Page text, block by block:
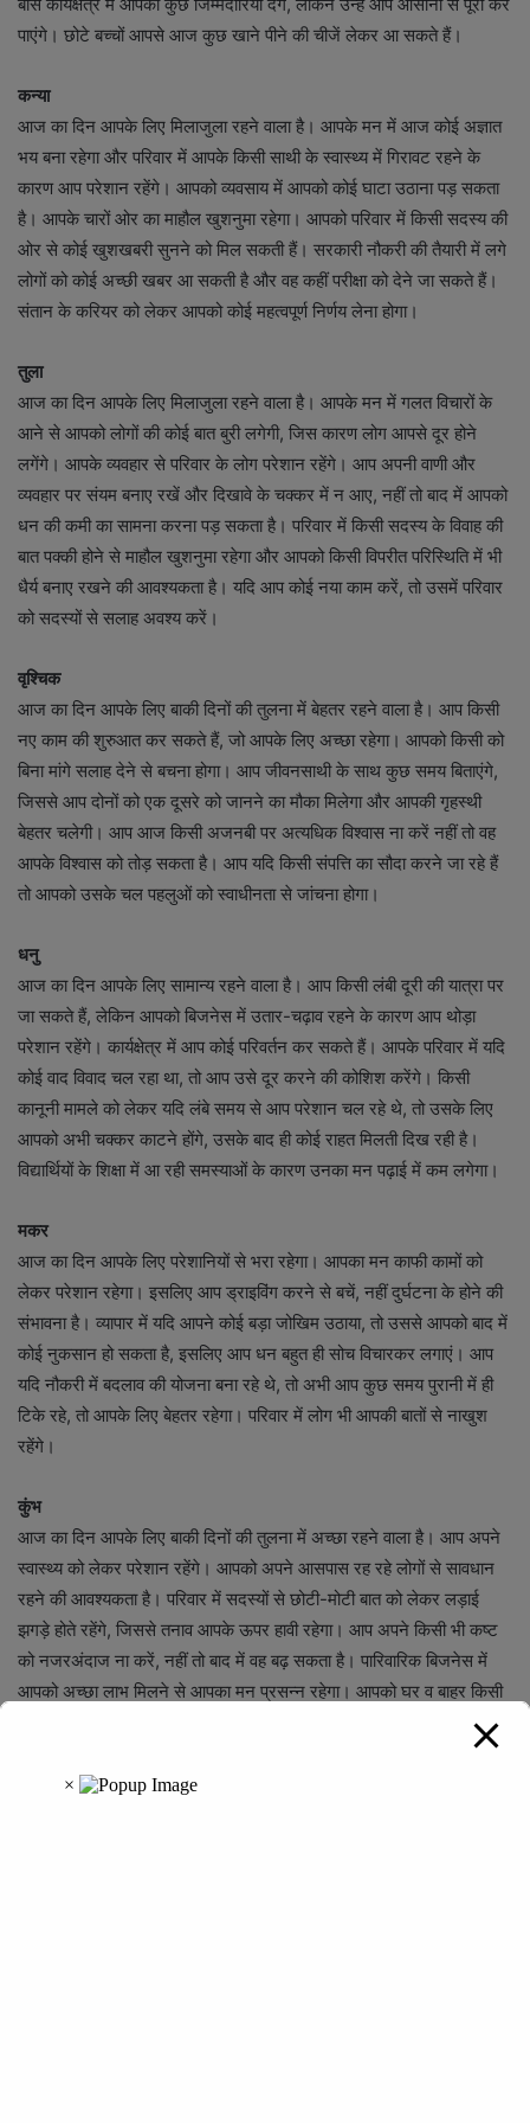
पाएंगे। छोटे बच्चों आपसे आज कुछ खाने पीने की चीजें लेकर आ सकते हैं।
कन्या
आज का दिन आपके लिए मिलाजुला रहने वाला है। आपके मन में आज कोई अज्ञात
भय बना रहेगा और परिवार में आपके किसी साथी के स्वास्थ्य में गिरावट रहने के
कारण आप परेशान रहेंगे। आपको व्यवसाय में आपको कोई घाटा उठाना पड़ सकता
है। आपके चारों ओर का माहौल खुशनुमा रहेगा। आपको परिवार में किसी सदस्य की
ओर से कोई खुशखबरी सुनने को मिल सकती हैं। सरकारी नौकरी की तैयारी में लगे
लोगों को कोई अच्छी खबर आ सकती है और वह कहीं परीक्षा को देने जा सकते हैं।
संतान के करियर को लेकर आपको कोई महत्वपूर्ण निर्णय लेना होगा।
तुला
आज का दिन आपके लिए मिलाजुला रहने वाला है। आपके मन में गलत विचारों के
आने से आपको लोगों की कोई बात बुरी लगेगी, जिस कारण लोग आपसे दूर होने
लगेंगे। आपके व्यवहार से परिवार के लोग परेशान रहेंगे। आप अपनी वाणी और
व्यवहार पर संयम बनाए रखें और दिखावे के चक्कर में न आए, नहीं तो बाद में आपको
धन की कमी का सामना करना पड़ सकता है। परिवार में किसी सदस्य के विवाह की
बात पक्की होने से माहौल खुशनुमा रहेगा और आपको किसी विपरीत परिस्थिति में भी
धैर्य बनाए रखने की आवश्यकता है। यदि आप कोई नया काम करें, तो उसमें परिवार
को सदस्यों से सलाह अवश्य करें।
वृश्चिक
आज का दिन आपके लिए बाकी दिनों की तुलना में बेहतर रहने वाला है। आप किसी
नए काम की शुरुआत कर सकते हैं, जो आपके लिए अच्छा रहेगा। आपको किसी को
बिना मांगे सलाह देने से बचना होगा। आप जीवनसाथी के साथ कुछ समय बिताएंगे,
जिससे आप दोनों को एक दूसरे को जानने का मौका मिलेगा और आपकी गृहस्थी
बेहतर चलेगी। आप आज किसी अजनबी पर अत्यधिक विश्वास ना करें नहीं तो वह
आपके विश्वास को तोड़ सकता है। आप यदि किसी संपत्ति का सौदा करने जा रहे हैं
तो आपको उसके चल पहलुओं को स्वाधीनता से जांचना होगा।
धनु
आज का दिन आपके लिए सामान्य रहने वाला है। आप किसी लंबी दूरी की यात्रा पर
जा सकते हैं, लेकिन आपको बिजनेस में उतार-चढ़ाव रहने के कारण आप थोड़ा
परेशान रहेंगे। कार्यक्षेत्र में आप कोई परिवर्तन कर सकते हैं। आपके परिवार में यदि
कोई वाद विवाद चल रहा था, तो आप उसे दूर करने की कोशिश करेंगे। किसी
कानूनी मामले को लेकर यदि लंबे समय से आप परेशान चल रहे थे, तो उसके लिए
आपको अभी चक्कर काटने होंगे, उसके बाद ही कोई राहत मिलती दिख रही है।
विद्यार्थियों के शिक्षा में आ रही समस्याओं के कारण उनका मन पढ़ाई में कम लगेगा।
मकर
आज का दिन आपके लिए परेशानियों से भरा रहेगा। आपका मन काफी कामों को
लेकर परेशान रहेगा। इसलिए आप ड्राइविंग करने से बचें, नहीं दुर्घटना के होने की
संभावना है। व्यापार में यदि आपने कोई बड़ा जोखिम उठाया, तो उससे आपको बाद में
कोई नुकसान हो सकता है, इसलिए आप धन बहुत ही सोच विचारकर लगाएं। आप
यदि नौकरी में बदलाव की योजना बना रहे थे, तो अभी आप कुछ समय पुरानी में ही
टिके रहे, तो आपके लिए बेहतर रहेगा। परिवार में लोग भी आपकी बातों से नाखुश
रहेंगे।
कुंभ
आज का दिन आपके लिए बाकी दिनों की तुलना में अच्छा रहने वाला है। आप अपने
स्वास्थ्य को लेकर परेशान रहेंगे। आपको अपने आसपास रह रहे लोगों से सावधान
रहने की आवश्यकता है। परिवार में सदस्यों से छोटी-मोटी बात को लेकर लड़ाई
झगड़े होते रहेंगे, जिससे तनाव आपके ऊपर हावी रहेगा। आप अपने किसी भी कष्ट
को नजरअंदाज ना करें, नहीं तो बाद में वह बढ़ सकता है। पारिवारिक बिजनेस में
आपको अच्छा लाभ मिलने से आपका मन प्रसन्न रहेगा। आपको घर व बाहर किसी
वाद विवाद में पडने से बचना होगा। आप किसी अनजान व्यक्ति के संपर्क में न आएं,